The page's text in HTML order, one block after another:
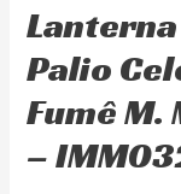
Palio
Fumê
–